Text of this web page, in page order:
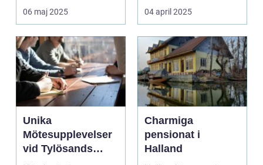
06 maj 2025
resenäre...
04 april 2025
Unika
Mötesupplevelser
vid Tylösands
Charmiga
pensionat i
Halland